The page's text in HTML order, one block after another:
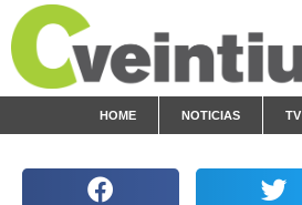
HOME NOTICIAS TV